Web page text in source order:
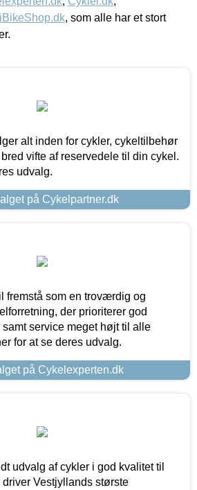
, som alle har et stort
alt inden for cykler, cykeltilbehør
vifte af reservedele til din cykel.
udvalg.
på Cykelpartner.dk
fremstå som en troværdig og
der prioriterer god
service meget højt til alle
for at se deres udvalg.
på Cykelexperten.dk
udvalg af cykler i god kvalitet til
Vestjyllands største